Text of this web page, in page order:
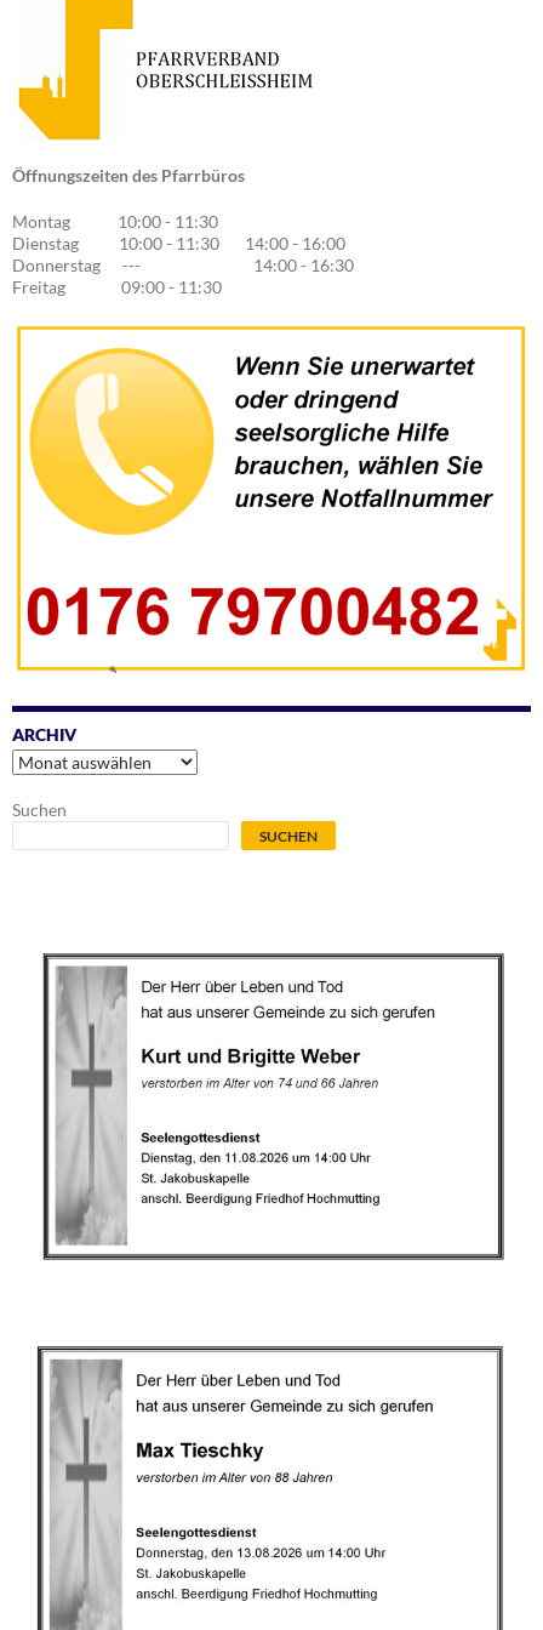
Öffnungszeiten des Pfarrbüros
Montag 10:00 - 11:30
Dienstag 10:00 - 11:30 14:00 - 16:00
Donnerstag --- 14:00 - 16:30
Freitag 09:00 - 11:30
ARCHIV
Archiv
Suchen
SUCHEN